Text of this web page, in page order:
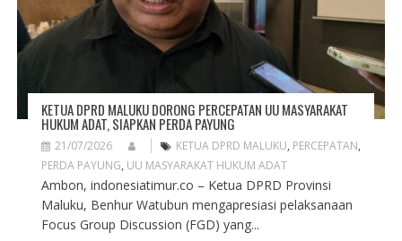
KETUA DPRD MALUKU DORONG PERCEPATAN UU MASYARAKAT
HUKUM ADAT, SIAPKAN PERDA PAYUNG
21/07/2026 KETUA DPRD MALUKU, PERCEPATAN,
PERDA PAYUNG, UU MASYARAKAT HUKUM ADAT
Ambon, indonesiatimur.co – Ketua DPRD Provinsi
Maluku, Benhur Watubun mengapresiasi pelaksanaan
Focus Group Discussion (FGD) yang...